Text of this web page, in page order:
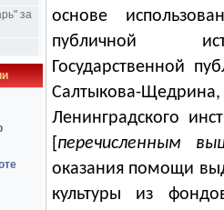
за
основе
публичной
Государственной
Салтыкова-
Ленинградского
перечисленным
оказания помощи
культуры из